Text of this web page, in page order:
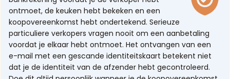
ontmoet, de keuken hebt bekeken en een
koopovereenkomst hebt ondertekend. Serieuze
particuliere verkopers vragen nooit om een aanbetaling
voordat je elkaar hebt ontmoet. Het ontvangen van een
e-mail met een gescande identiteitskaart betekent niet
dat je de identiteit van de afzender hebt gecontroleerd.